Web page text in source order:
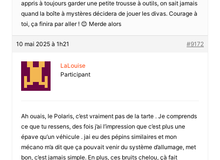
appris à toujours garder une petite trousse à outils, on sait jamais
quand la boîte à mystères décidera de jouer les divas. Courage à
toi, ça finira par aller ! 😊 Merde alors
10 mai 2025 à 1h21 #9172
LaLouise
Participant
Ah ouais, le Polaris, c’est vraiment pas de la tarte . Je comprends
ce que tu ressens, des fois j’ai l’impression que c’est plus une
épave qu’un véhicule . jai eu des pépins similaires et mon
mécano m’a dit que ça pouvait venir du système d’allumage, met
bon, c’est jamais simple. En plus, ces bruits chelou, çà fait